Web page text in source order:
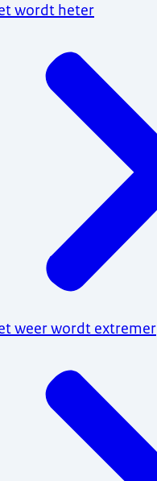
wordt heter
weer wordt extremer